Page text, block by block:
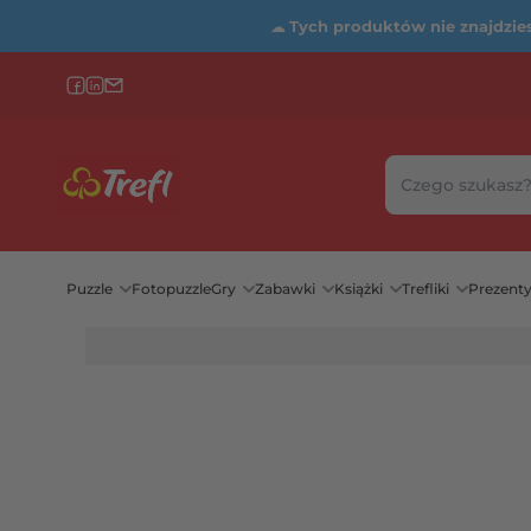
☁ Tych produktów nie
Szukaj w
Wybierz
Puzzle FotopuzzleGry Zabawki Książki Trefliki Prezenty